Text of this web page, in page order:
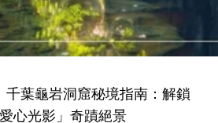
千葉龜岩洞窟秘境指南：解鎖
心光影」奇蹟絕景